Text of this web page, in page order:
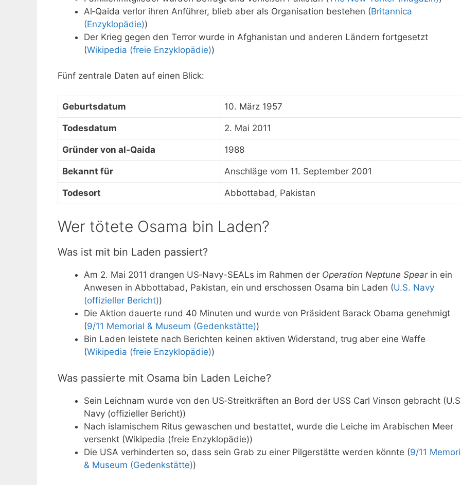
Al‑Qaida verlor ihren Anführer, blieb aber als Organisation bestehen (Britannica
(Enzyklopädie))
Der Krieg gegen den Terror wurde in Afghanistan und anderen Ländern fortgesetzt
(Wikipedia (freie Enzyklopädie))
Fünf zentrale Daten auf einen Blick:
Geburtsdatum 10. März 1957
Todesdatum 2. Mai 2011
Gründer von al‑Qaida 1988
Bekannt für Anschläge vom 11. September 2001
Todesort Abbottabad, Pakistan
Wer tötete Osama bin Laden?
Was ist mit bin Laden passiert?
Am 2. Mai 2011 drangen US‑Navy-SEALs im Rahmen der Operation Neptune Spearin ein
Anwesen in Abbottabad, Pakistan, ein und erschossen Osama bin Laden (U.S. Navy
(offizieller Bericht))
Die Aktion dauerte rund 40 Minuten und wurde von Präsident Barack Obama genehmigt
(9/11 Memorial & Museum (Gedenkstätte))
Bin Laden leistete nach Berichten keinen aktiven Widerstand, trug aber eine Waffe
(Wikipedia (freie Enzyklopädie))
Was passierte mit Osama bin Laden Leiche?
Sein Leichnam wurde von den US‑Streitkräften an Bord der USS Carl Vinson gebracht
Navy (offizieller Bericht))
Nach islamischem Ritus gewaschen und bestattet, wurde die Leiche im Arabischen Meer
versenkt (Wikipedia (freie Enzyklopädie))
Die USA verhinderten so, dass sein Grab zu einer Pilgerstätte werden könnte (9/11
& Museum (Gedenkstätte))